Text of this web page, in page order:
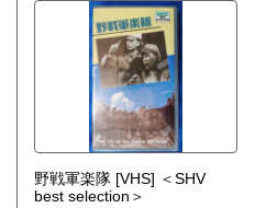
野戦軍楽隊 [VHS] ＜SHV
best selection＞